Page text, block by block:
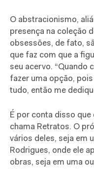
O abstracionismo,
presença na coleção
obsessões, de fato,
que faz com que a
seu acervo. “Quando
fazer uma opção,
tudo, então me
É por conta disso
chama Retratos. O
vários deles, seja em
Rodrigues, onde ele
obras, seja em uma